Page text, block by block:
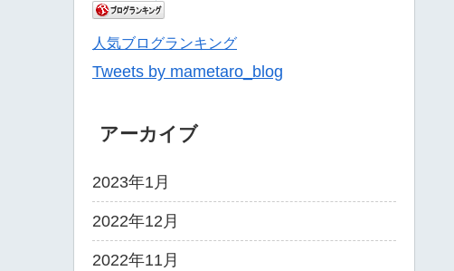
人気ブログランキング
Tweets by mametaro_blog
アーカイブ
2023年1月
2022年12月
2022年11月